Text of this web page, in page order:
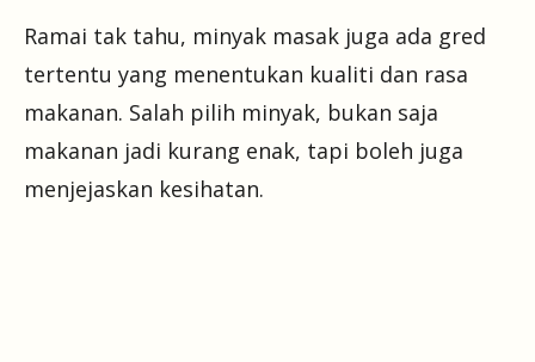
Ramai tak tahu, minyak masak juga ada gred
tertentu yang menentukan kualiti dan rasa
makanan. Salah pilih minyak, bukan saja
makanan jadi kurang enak, tapi boleh juga
menjejaskan kesihatan.